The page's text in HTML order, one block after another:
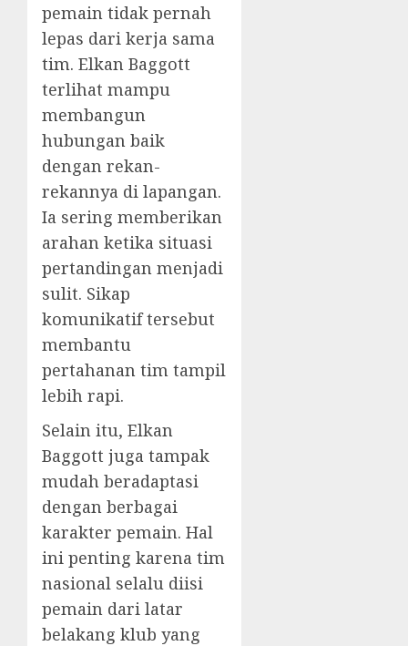
pemain tidak pernah
lepas dari kerja sama
tim. Elkan Baggott
terlihat mampu
membangun
hubungan baik
dengan rekan-
rekannya di lapangan.
Ia sering memberikan
arahan ketika situasi
pertandingan menjadi
sulit. Sikap
komunikatif tersebut
membantu
pertahanan tim tampil
lebih rapi.
Selain itu, Elkan
Baggott juga tampak
mudah beradaptasi
dengan berbagai
karakter pemain. Hal
ini penting karena tim
nasional selalu diisi
pemain dari latar
belakang klub yang